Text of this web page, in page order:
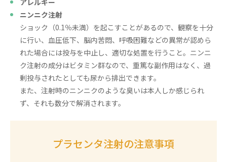
ニンニク注射
ショック（0.1％未満）を起こすことがあるので、観察を十分
に行い、血圧低下、脳内苦悶、呼吸困難などの異常が認めら
れた場合には投与を中止し、適切な処置を行うこと。ニンニ
ク注射の成分はビタミン群なので、重篤な副作用はなく、過
剰投与されたとしても尿から排出できます。
また、注射時のニンニクのような臭いは本人しか感じられ
ず、それも数分で解消されます。
プラセンタ注射の注意事項